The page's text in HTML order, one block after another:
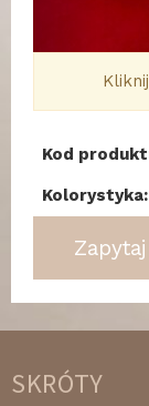
Kod
Kolorystyka:
SKRÓTY